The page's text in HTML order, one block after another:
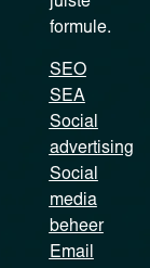
formule.
SEO
SEA
Social
advertising
Social
media
beheer
Email